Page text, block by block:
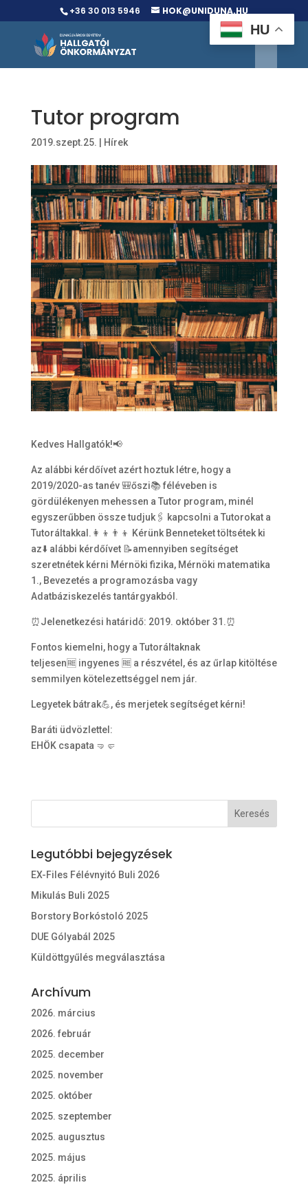
+36 30 013 5946 HOK@UNIDUNA.HU
Tutor program
2019.szept.25. Hírek
Kedves Hallgatók!📢
Az alábbi kérdőívet azért hoztuk létre, hogy a
2019/2020-as tanév 🎒őszi📚 féléveben is
gördülékenyen mehessen a Tutor program, minél
egyszerűbben össze tudjuk🖇️ kapcsolni a Tutorokat a
Tutoráltakkal.👩‍👦👨‍👦 Kérünk Benneteket töltsétek ki
az⬇️ alábbi kérdőívet 📝amennyiben segítséget
szeretnétek kérni Mérnöki fizika, Mérnöki matematika
1., Bevezetés a programozásba vagy
Adatbáziskezelés tantárgyakból.
⏰Jelenetkezési határidő: 2019. október 31.⏰
Fontos kiemelni, hogy a Tutoráltaknak
teljesen🆓 ingyenes 🆓 a részvétel, és az űrlap kitöltése
semmilyen kötelezettséggel nem jár.
Legyetek bátrak💪, és merjetek segítséget kérni!
Baráti üdvözlettel:
EHÖK csapata 🤜🤛
Legutóbbi bejegyzések
EX-Files Félévnyitó Buli 2026
Mikulás Buli 2025
Borstory Borkóstoló 2025
DUE Gólyabál 2025
Küldöttgyűlés megválasztása
Archívum
2026. március
2026. február
2025. december
2025. november
2025. október
2025. szeptember
2025. augusztus
2025. május
2025. április
HU